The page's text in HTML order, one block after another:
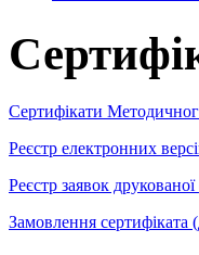
Сертифікати
Реєстр електронних
Реєстр заявок друкованої
Замовлення сертифіката